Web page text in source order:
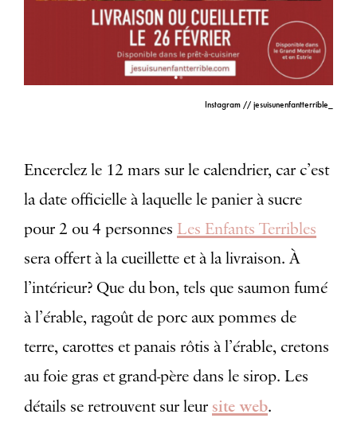
Instagram // jesuisunenfantterrible_
Encerclez le 12 mars sur le calendrier, car c’est
la date officielle à laquelle le panier à sucre
pour 2 ou 4 personnes Les Enfants Terribles
sera offert à la cueillette et à la livraison. À
l’intérieur? Que du bon, tels que saumon fumé
à l’érable, ragoût de porc aux pommes de
terre, carottes et panais rôtis à l’érable, cretons
au foie gras et grand-père dans le sirop. Les
détails se retrouvent sur leur site web.